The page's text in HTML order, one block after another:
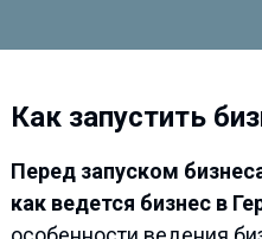
Как запустить
Перед запуском
как ведется бизнес в